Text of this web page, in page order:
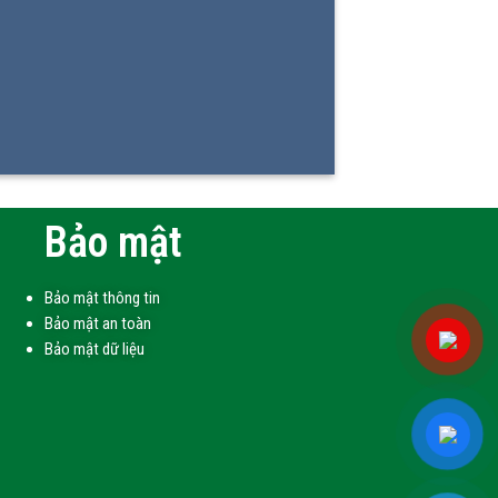
Bảo mật
Bảo mật thông tin
Bảo mật an toàn
Bảo mật dữ liệu